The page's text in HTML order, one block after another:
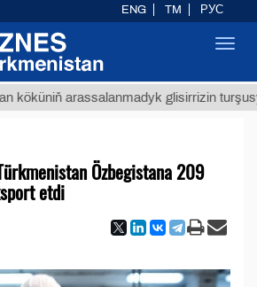
arassalanmadyk glisirrizin turşusy (t.)
Özbegistana 209
etdi
ENG TM РУС